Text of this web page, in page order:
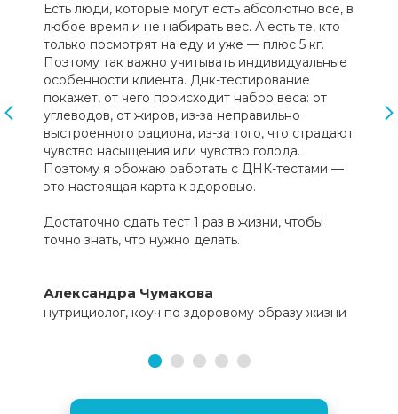
Есть люди, которые могут есть абсолютно все, в
любое время и не набирать вес. А есть те, кто
только посмотрят на еду и уже — плюс 5 кг.
Поэтому так важно учитывать индивидуальные
особенности клиента. Днк-тестирование
покажет, от чего происходит набор веса: от
углеводов, от жиров, из-за неправильно
выстроенного рациона, из-за того, что страдают
чувство насыщения или чувство голода.
Поэтому я обожаю работать с ДНК-тестами —
это настоящая карта к здоровью.
Достаточно сдать тест 1 раз в жизни, чтобы
точно знать, что нужно делать.
Александра Чумакова
нутрициолог, коуч по здоровому образу жизни